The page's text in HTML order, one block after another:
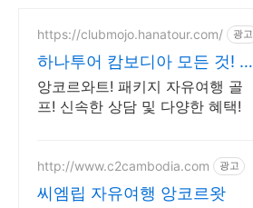
https://clubmojo.hanatour.com/ 광고
하나투어 캄보디아 모든 것! 하
나투어 공식예약 인증센터
앙코르와트! 패키지 자유여행 골
프! 신속한 상담 및 다양한 혜택!
http://www.c2cambodia.com 광고
씨엠립 자유여행 앙코르왓